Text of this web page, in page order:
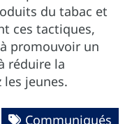
du tabac et
ces tactiques,
promouvoir un
réduire la
jeunes.
Communiqués